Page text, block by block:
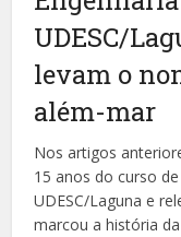
UDESC/
levam o
além-mar
Nos artigos
15 anos do curso
UDESC/Laguna e
marcou a história